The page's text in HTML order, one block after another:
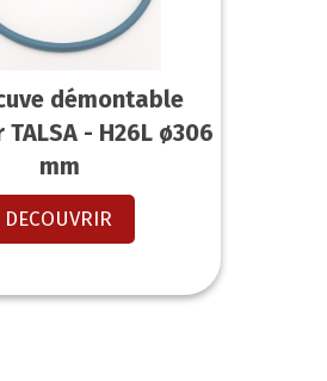
démontable
- H26L ø306
mm
DECOUVRIR